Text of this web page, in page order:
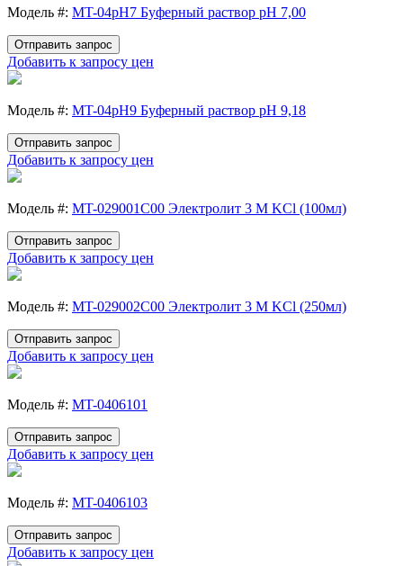
Модель #: MT-04pH7 Буферный раствор рН 7,00
Отправить запрос
Добавить к запросу цен
Модель #: MT-04pH9 Буферный раствор рН 9,18
Отправить запрос
Добавить к запросу цен
Модель #: MT-029001C00 Электролит 3 M KCl (100мл)
Отправить запрос
Добавить к запросу цен
Модель #: MT-029002C00 Электролит 3 M KCl (250мл)
Отправить запрос
Добавить к запросу цен
Модель #: MT-0406101
Отправить запрос
Добавить к запросу цен
Модель #: MT-0406103
Отправить запрос
Добавить к запросу цен